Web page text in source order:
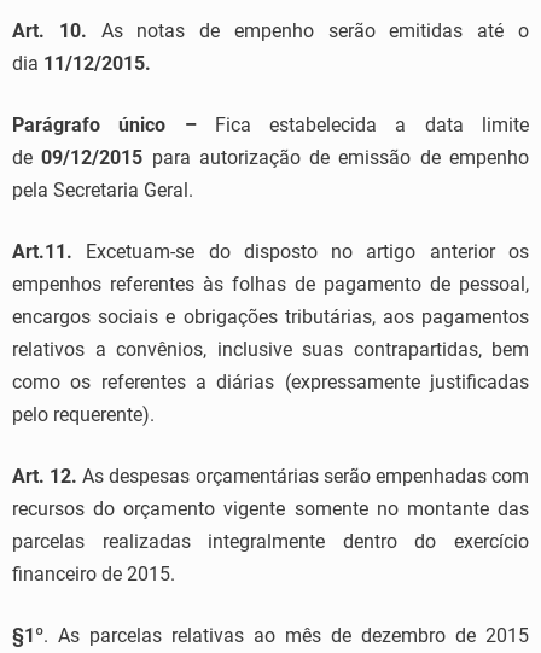
Art. 10. As notas de empenho serão emitidas até o
dia 11/12/2015.
Parágrafo único – Fica estabelecida a data limite
de09/12/2015 para autorização de emissão de empenho
pela Secretaria Geral.
Art.11. Excetuam-se do disposto no artigo anterior os
empenhos referentes às folhas de pagamento de pessoal,
encargos sociais e obrigações tributárias, aos pagamentos
relativos a convênios, inclusive suas contrapartidas, bem
como os referentes a diárias (expressamente justificadas
pelo requerente).
Art. 12.As despesas orçamentárias serão empenhadas com
recursos do orçamento vigente somente no montante das
parcelas realizadas integralmente dentro do exercício
financeiro de 2015.
§1º. As parcelas relativas ao mês de dezembro de 2015